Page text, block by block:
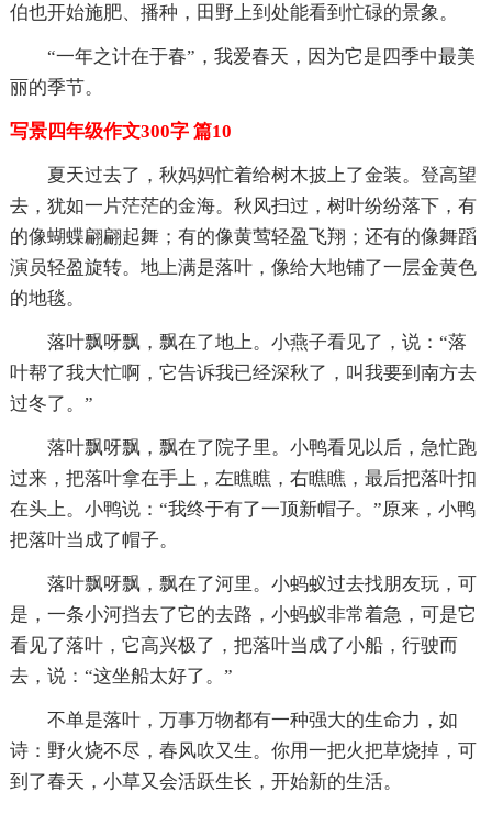
伯也开始施肥、播种，田野上到处能看到忙碌的景象。
“一年之计在于春”，我爱春天，因为它是四季中最美
丽的季节。
写景四年级作文300字 篇10
夏天过去了，秋妈妈忙着给树木披上了金装。登高望
去，犹如一片茫茫的金海。秋风扫过，树叶纷纷落下，有
的像蝴蝶翩翩起舞；有的像黄莺轻盈飞翔；还有的像舞蹈
演员轻盈旋转。地上满是落叶，像给大地铺了一层金黄色
的地毯。
落叶飘呀飘，飘在了地上。小燕子看见了，说：“落
叶帮了我大忙啊，它告诉我已经深秋了，叫我要到南方去
过冬了。”
落叶飘呀飘，飘在了院子里。小鸭看见以后，急忙跑
过来，把落叶拿在手上，左瞧瞧，右瞧瞧，最后把落叶扣
在头上。小鸭说：“我终于有了一顶新帽子。”原来，小鸭
把落叶当成了帽子。
落叶飘呀飘，飘在了河里。小蚂蚁过去找朋友玩，可
是，一条小河挡去了它的去路，小蚂蚁非常着急，可是它
看见了落叶，它高兴极了，把落叶当成了小船，行驶而
去，说：“这坐船太好了。”
不单是落叶，万事万物都有一种强大的生命力，如
诗：野火烧不尽，春风吹又生。你用一把火把草烧掉，可
到了春天，小草又会活跃生长，开始新的生活。